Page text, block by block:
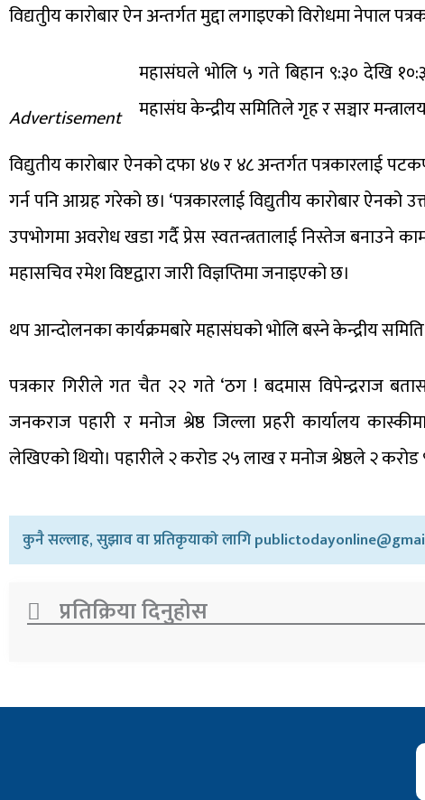
विद्यतुीय कारोबार ऐन अन्तर्गत मुद्दा लगाइएको विरोधमा नेपाल
Advertisement
महासंघले भोलि ५ गते बिहान ९:३० देखि
महासंघ केन्द्रीय समितिले गृह र सञ्चार
विद्युतीय कारोबार ऐनको दफा ४७ र ४८ अन्तर्गत पत्रकारलाई
गर्न पनि आग्रह गरेको छ। ‘पत्रकारलाई विद्युतीय कारोबार ऐनको
उपभोगमा अवरोध खडा गर्दै प्रेस स्वतन्त्रतालाई निस्तेज बनाउने
महासचिव रमेश विष्टद्वारा जारी विज्ञप्तिमा जनाइएको छ।
थप आन्दोलनका कार्यक्रमबारे महासंघको भोलि बस्ने केन्द्रीय
पत्रकार गिरीले गत चैत २२ गते ‘ठग ! बदमास विपेन्द्रराज
जनकराज पहारी र मनोज श्रेष्ठ जिल्ला प्रहरी कार्यालय
लेखिएको थियो। पहारीले २ करोड २५ लाख र मनोज श्रेष्ठले २
कुनै सल्लाह, सुझाव वा प्रतिकृयाको लागि
प्रतिक्रिया दिनुहोस​